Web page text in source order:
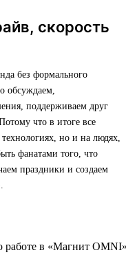
скорость
без формального
обсуждаем,
поддерживаем друг
что в итоге все
технологиях, но и на людях,
фанатами того, что
праздники и создаем